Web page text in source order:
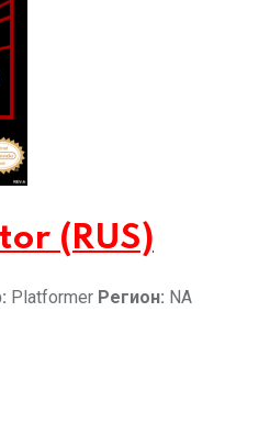
(RUS)
Platformer Регион: NA